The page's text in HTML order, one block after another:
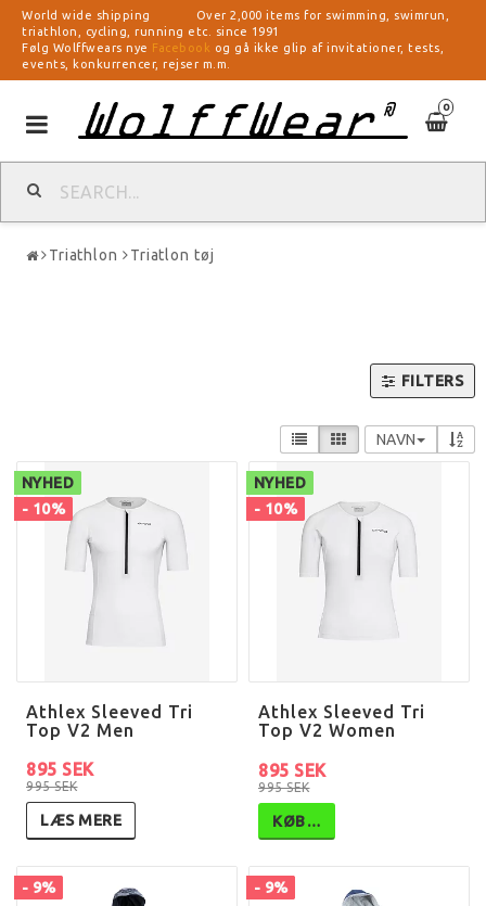
World wide shipping Over 2,000 items for swimming, swimrun,
triathlon, cycling, running etc. since 1991
Følg Wolffwears nye Facebook og gå ikke glip af invitationer, tests,
events, konkurrencer, rejser m.m.
0
Toggle
navigation
Triathlon Triatlon tøj
FILTERS
NAVN
NYHED
- 10%
Athlex Sleeved Tri
Top V2 Men
995 SEK
895 SEK
LÆS MERE
NYHED
- 10%
Athlex Sleeved Tri
Top V2 Women
995 SEK
895 SEK
KØB…
- 9% - 9%